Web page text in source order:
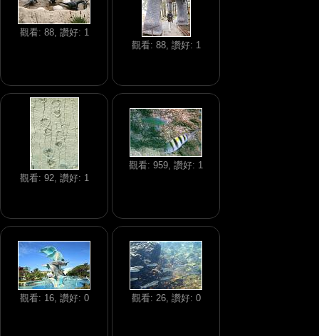
觀看: 88, 讚好: 1
觀看: 88, 讚好: 1
觀看: 92, 讚好: 1
觀看: 959, 讚好: 1
觀看: 16, 讚好: 0 觀看: 26, 讚好: 0